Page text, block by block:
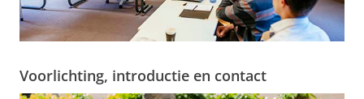
Voorlichting, introductie en contact